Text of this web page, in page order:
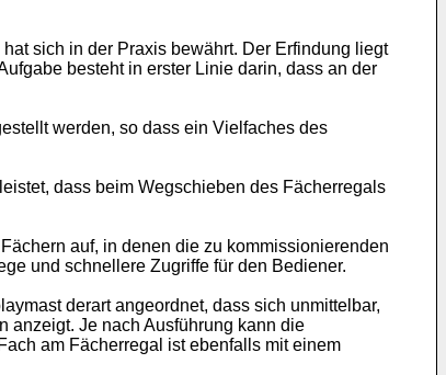
sich in der Praxis bewährt. Der Erfindung liegt
besteht in erster Linie darin, dass an der
werden, so dass ein Vielfaches des
dass beim Wegschieben des Fächerregals
auf, in denen die zu kommissionierenden
und schnellere Zugriffe für den Bediener.
derart angeordnet, dass sich unmittelbar,
anzeigt. Je nach Ausführung kann die
am Fächerregal ist ebenfalls mit einem